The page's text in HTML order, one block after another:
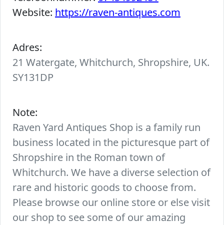
Website: https://raven-antiques.com
Adres:
21 Watergate, Whitchurch, Shropshire, UK.
SY131DP
Note:
Raven Yard Antiques Shop is a family run
business located in the picturesque part of
Shropshire in the Roman town of
Whitchurch. We have a diverse selection of
rare and historic goods to choose from.
Please browse our online store or else visit
our shop to see some of our amazing